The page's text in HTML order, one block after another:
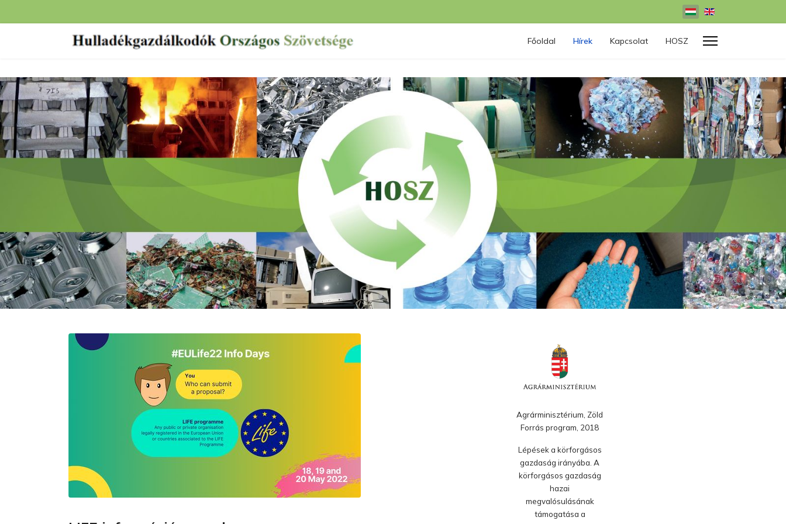
Válasszon nyelvet
Főoldal Hírek Kapcsolat HOSZ
Agrárminisztérium, Zöld
Forrás program, 2018
Lépések a körforgásos
gazdaság irányába. A
körforgásos gazdaság
hazai
megvalósulásának
támogatása a